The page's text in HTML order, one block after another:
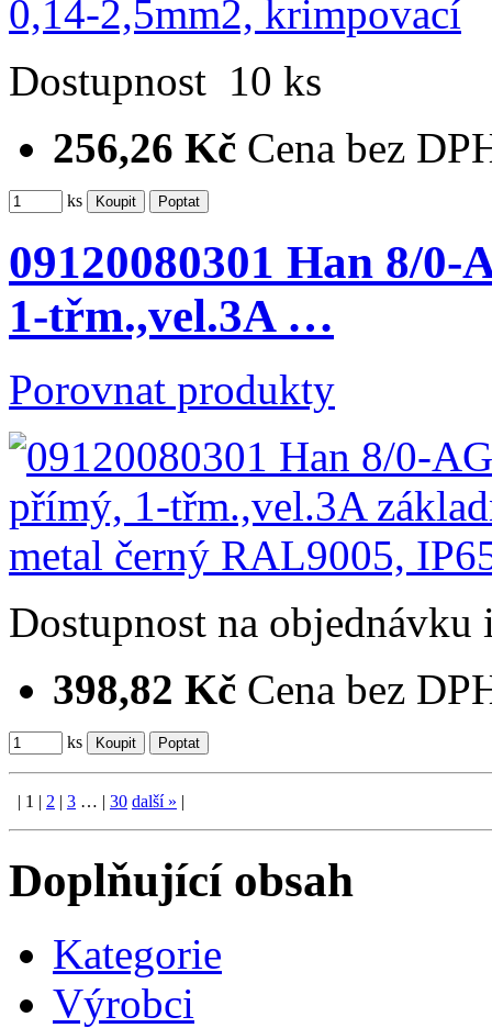
Dostupnost 10 ks
256,26 Kč Cena bez
ks
09120080301 Han 8/
1-třm.,vel.3A …
Porovnat produkty
Dostupnost na objednávku
398,82 Kč Cena bez
ks
| 1 | 2 | 3 … | 30 další» |
Doplňující obsah
Kategorie
Výrobci